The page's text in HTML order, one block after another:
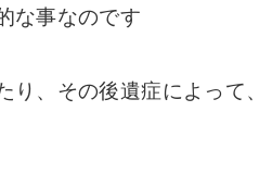
な事なのです
り、その後遺症によっ